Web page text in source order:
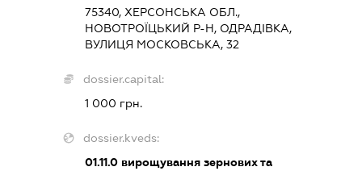
75340, ХЕРСОНСЬКА ОБЛ.,
НОВОТРОЇЦЬКИЙ Р-Н, ОДРАДІВКА,
ВУЛИЦЯ МОСКОВСЬКА, 32
dossier.capital:
1 000 грн.
dossier.kveds:
01.11.0 вирощування зернових та